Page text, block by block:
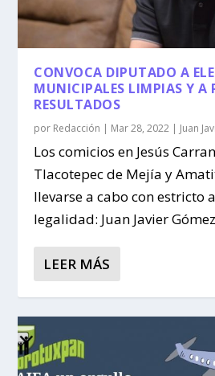
CONVOCA DIPUTADO A
MUNICIPALES LIMPIAS Y A
RESULTADOS
por Redacción | Mar 28, 2022 | Juan
Los comicios en Jesús
Tlacotepec de Mejía y
llevarse a cabo con estricto
legalidad: Juan Javier
LEER MÁS